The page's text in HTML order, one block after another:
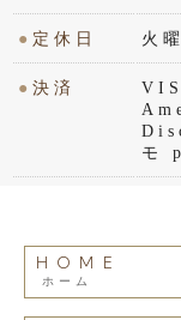
● 定休日 火
●決済
モ
HOME
ホーム